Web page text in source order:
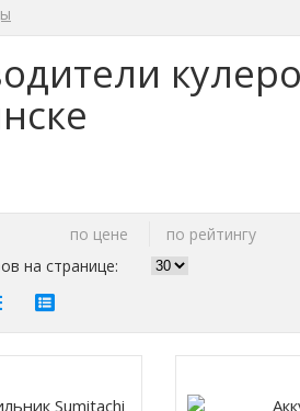
по цене
по рейтингу
на странице: